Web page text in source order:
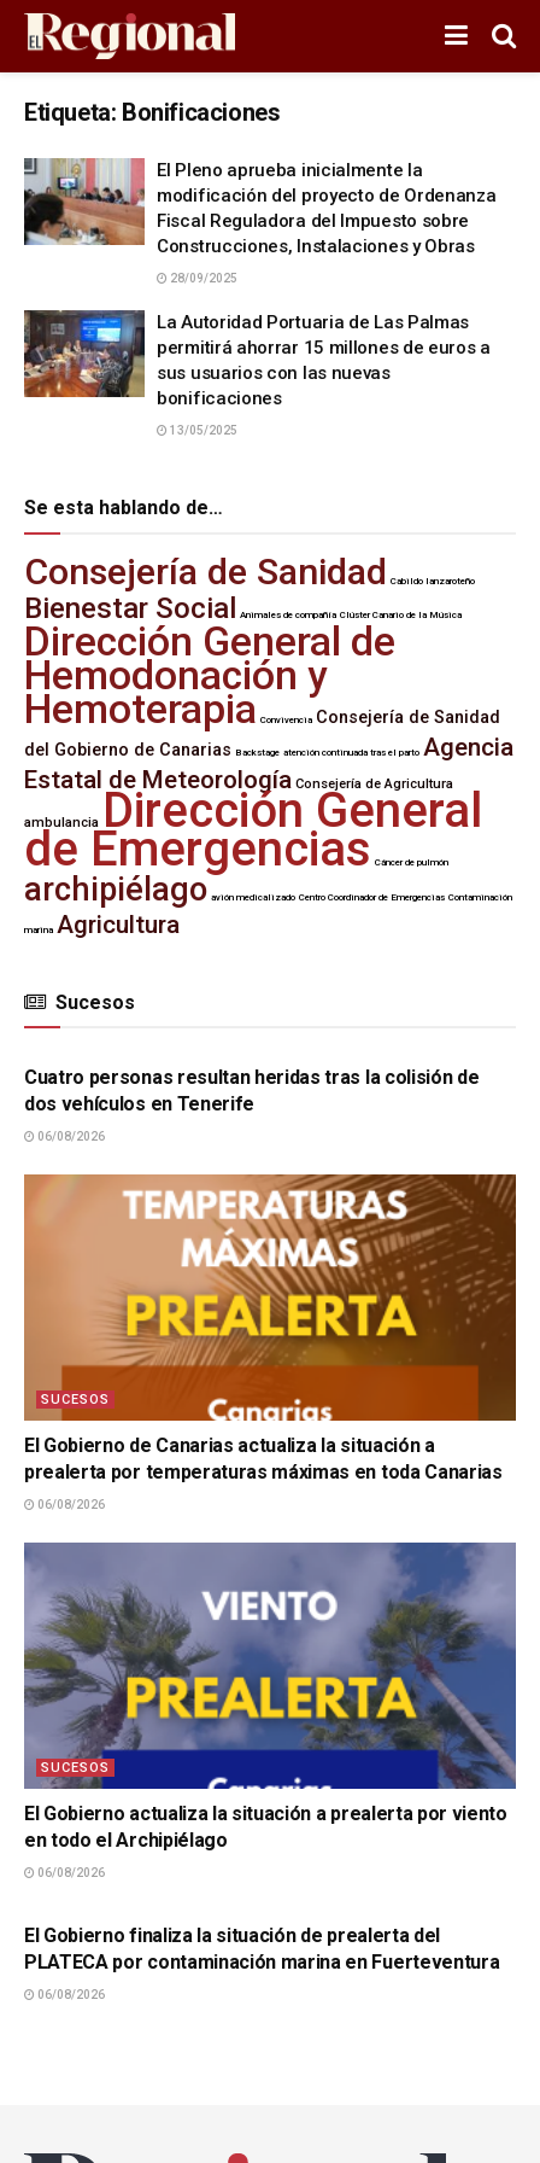
Etiqueta: Bonificaciones
El Pleno aprueba inicialmente la
modificación del proyecto de Ordenanza
Fiscal Reguladora del Impuesto sobre
Construcciones, Instalaciones y Obras
28/09/2025
La Autoridad Portuaria de Las Palmas
permitirá ahorrar 15 millones de euros a
sus usuarios con las nuevas
bonificaciones
13/05/2025
Se esta hablando de…
Consejería de Sanidad Cabildo lanzaroteño
Bienestar Social Animales de compañía Clúster Canario de la Música
Dirección General de
Hemodonación y
Hemoterapia Convivencia Consejería de Sanidad
del Gobierno de Canarias Backstage atención continuada tras el parto Agencia
Estatal de Meteorología Consejería de Agricultura
ambulancia Dirección General
de Emergencias Cáncer de pulmón
archipiélago avión medicalizado Centro Coordinador de Emergencias Contaminación
marina Agricultura
Sucesos
SUCESOS
Cuatro personas resultan heridas tras la colisión de
dos vehículos en Tenerife
06/08/2026
SUCESOS
El Gobierno de Canarias actualiza la situación a
prealerta por temperaturas máximas en toda Canarias
06/08/2026
SUCESOS
El Gobierno actualiza la situación a prealerta por viento
en todo el Archipiélago
06/08/2026
El Gobierno finaliza la situación de prealerta del
PLATECA por contaminación marina en Fuerteventura
06/08/2026